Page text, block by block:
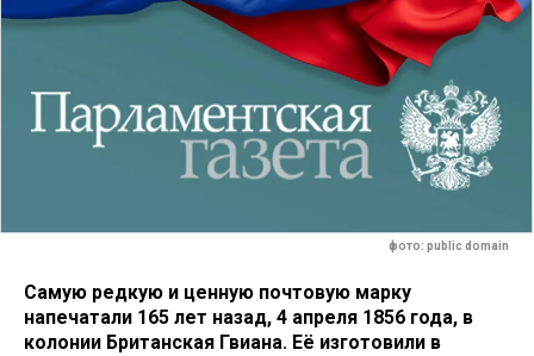
фото: public domain
Самую редкую и ценную почтовую марку
напечатали 165 лет назад, 4 апреля 1856 года, в
колонии Британская Гвиана. Её изготовили в